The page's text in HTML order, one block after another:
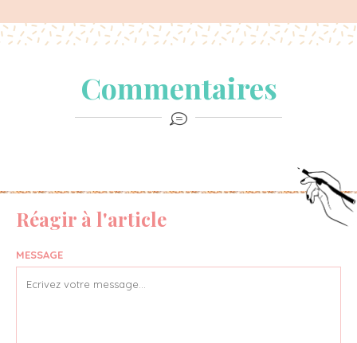
Commentaires
Réagir à l'article
MESSAGE